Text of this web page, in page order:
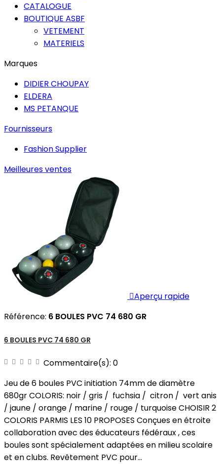
CATALOGUE
BOUTIQUE ASBF
VETEMENT
MATERIELS
Marques
DIDIER CHOUPAY
ELDERA
MS PETANQUE
Fournisseurs
Fashion Supplier
Meilleures ventes
Aperçu rapide
Référence: 6 BOULES PVC 74 680 GR
6 BOULES PVC 74 680 GR
Commentaire(s): 0
Jeu de 6 boules PVC initiation 74mm de diamètre
680gr COLORIS: noir / gris / fuchsia / citron / vert anis
/ jaune / orange / marine / rouge / turquoise CHOISIR 2
COLORIS PARMIS LES 10 PROPOSES Conçues en étroite
collaboration avec des éducateurs fédéraux , ces
boules sont spécialement adaptées en milieu scolaire
et en clubs. Revêtement PVC pour...